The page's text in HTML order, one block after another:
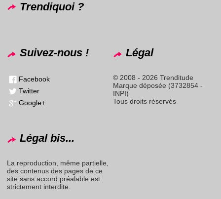
Trendiquoi ?
Suivez-nous !
Facebook
Twitter
Google+
Légal
© 2008 - 2026 Trenditude
Marque déposée (3732854 -
INPI)
Tous droits réservés
Légal bis...
La reproduction, même partielle,
des contenus des pages de ce
site sans accord préalable est
strictement interdite.